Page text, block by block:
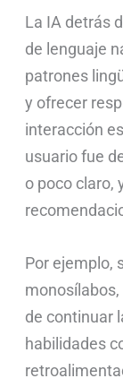
La IA detrás
de lenguaje
patrones
y ofrecer
interacción
usuario fue
o poco claro,
Por ejemplo,
de continuar
habilidades